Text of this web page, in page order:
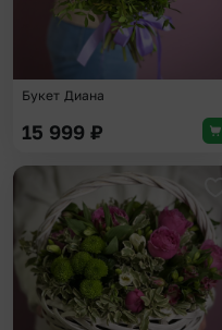
Букет Диана
15 999 ₽